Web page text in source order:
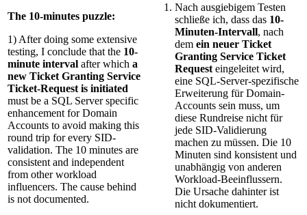
The 10-minutes puzzle:
1) After doing some extensive
testing, I conclude that the 10-
minute interval after which a
new Ticket Granting Service
Ticket-Request is initiated
must be a SQL Server specific
enhancement for Domain
Accounts to avoid making this
round trip for every SID-
validation. The 10 minutes are
consistent and independent
from other workload
influencers. The cause behind
is not documented.
Nach ausgiebigem Testen
schließe ich, dass das 10-
Minuten-Intervall, nach
dem ein neuer Ticket
Granting Service Ticket
Request eingeleitet wird,
eine SQL-Server-spezifische
Erweiterung für Domain-
Accounts sein muss, um
diese Rundreise nicht für
jede SID-Validierung
machen zu müssen. Die 10
Minuten sind konsistent und
unabhängig von anderen
Workload-Beeinflussern.
Die Ursache dahinter ist
nicht dokumentiert.